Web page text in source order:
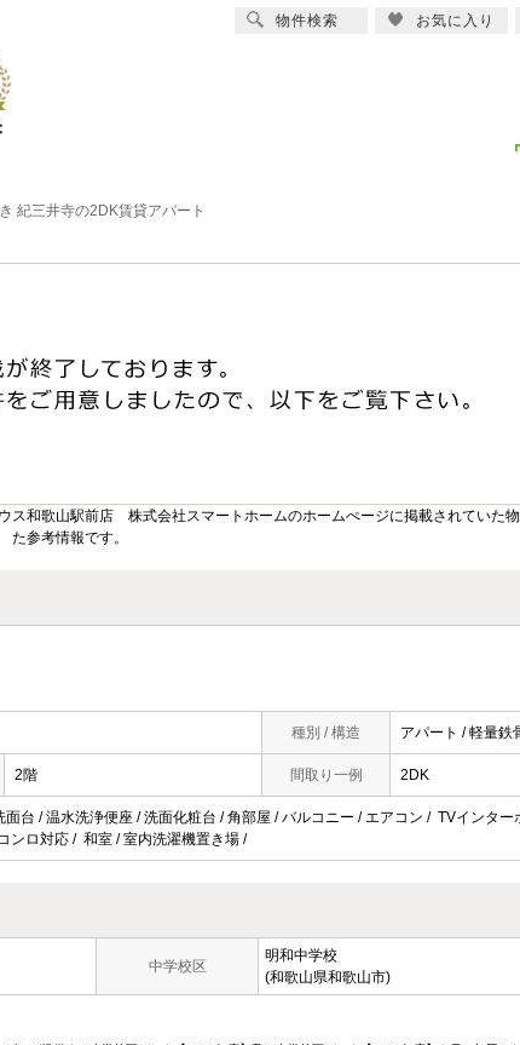
紀三井寺の2DK賃貸アパート
和歌山駅前店 株式会社スマートホームのホームぺージに掲載されていた
た参考情報です。
種別 / 構造 アパート / 軽量鉄
2階 間取り一例 2DK
台 / 温水洗浄便座 / 洗面化粧台 / 角部屋 / バルコニー / エアコン / TVインター
ンロ対応 / 和室 / 室内洗濯機置き場 /
中学校区
明和中学校
(和歌山県和歌山市)
物件検索 お気に入り